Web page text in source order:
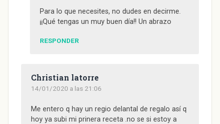
Para lo que necesites, no dudes en decirme.
¡¡Qué tengas un muy buen día!! Un abrazo
RESPONDER
Christian latorre
14/01/2020 a las 21:06
Me entero q hay un regio delantal de regalo así q
hoy ya subi mi prinera receta .no se si estoy a